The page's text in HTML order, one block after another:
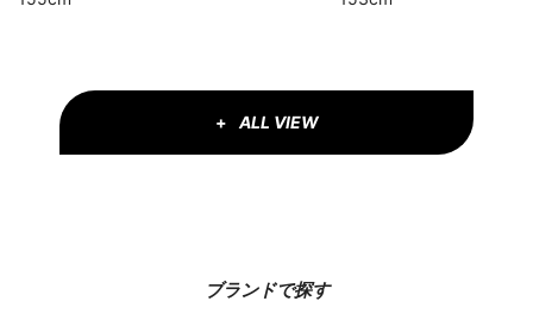
ALL VIEW
ブランドで探す